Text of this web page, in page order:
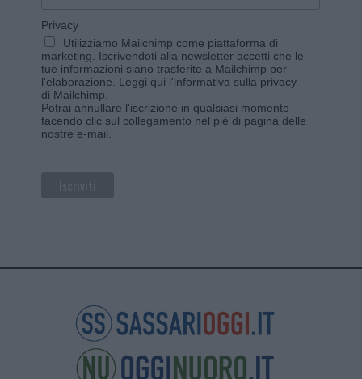
Privacy
Utilizziamo Mailchimp come piattaforma di
marketing. Iscrivendoti alla newsletter accetti che le
tue informazioni siano trasferite a Mailchimp per
l'elaborazione. Leggi qui l'informativa sulla privacy
di Mailchimp
Potrai annullare l'iscrizione in qualsiasi momento
facendo clic sul collegamento nel piè di pagina delle
nostre e-mail.